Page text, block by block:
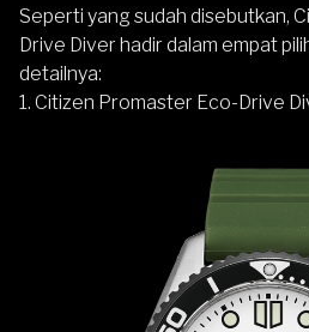
Seperti yang sudah disebutkan,
Drive Diver hadir dalam empat
detailnya:
1. Citizen Promaster Eco-Drive